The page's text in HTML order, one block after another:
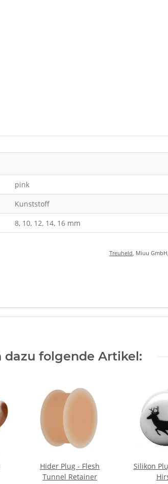
pink
Kunststoff
8, 10, 12, 14, 16 mm
Treuheld, Miuu
folgende Artikel:
Hider Plug - Flesh
Tunnel Retainer
Silikon